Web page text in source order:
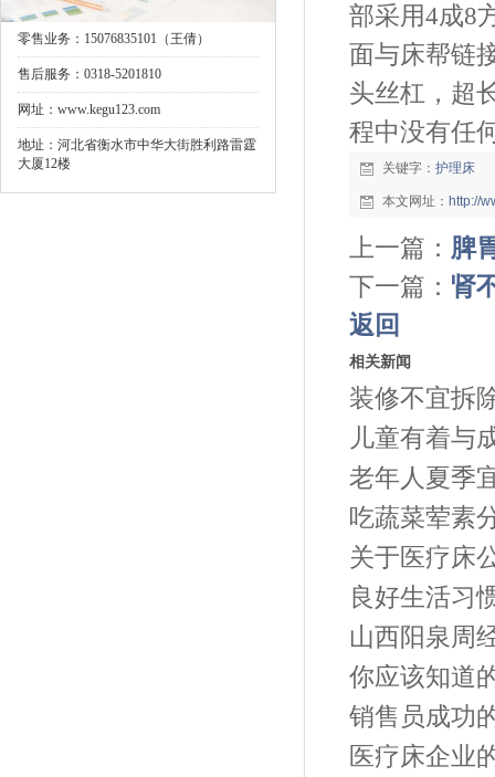
零售业务：15076835101（王倩）
售后服务：0318-5201810
网址：www.kegu123.com
地址：河北省衡水市中华大街胜利路雷霆
大厦12楼
部采用4成8
面与床帮链
头丝杠，超
程中没有任
关键字： 护理床
本文网址： http://
上一篇： 脾
下一篇： 肾
返回
相关新闻
装修不宜拆
儿童有着与
老年人夏季
吃蔬菜荤素
关于医疗床
良好生活习
山西阳泉周
你应该知道
销售员成功
医疗床企业